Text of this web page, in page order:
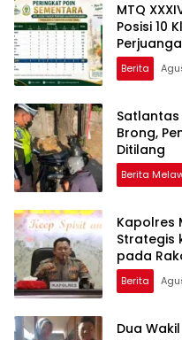
MTQ
Posisi 10
Berlanjut
Berita
Satlantas
Brong,
Ditilang
Berita
Kapolres
Strategis
pada
Berita
Dua